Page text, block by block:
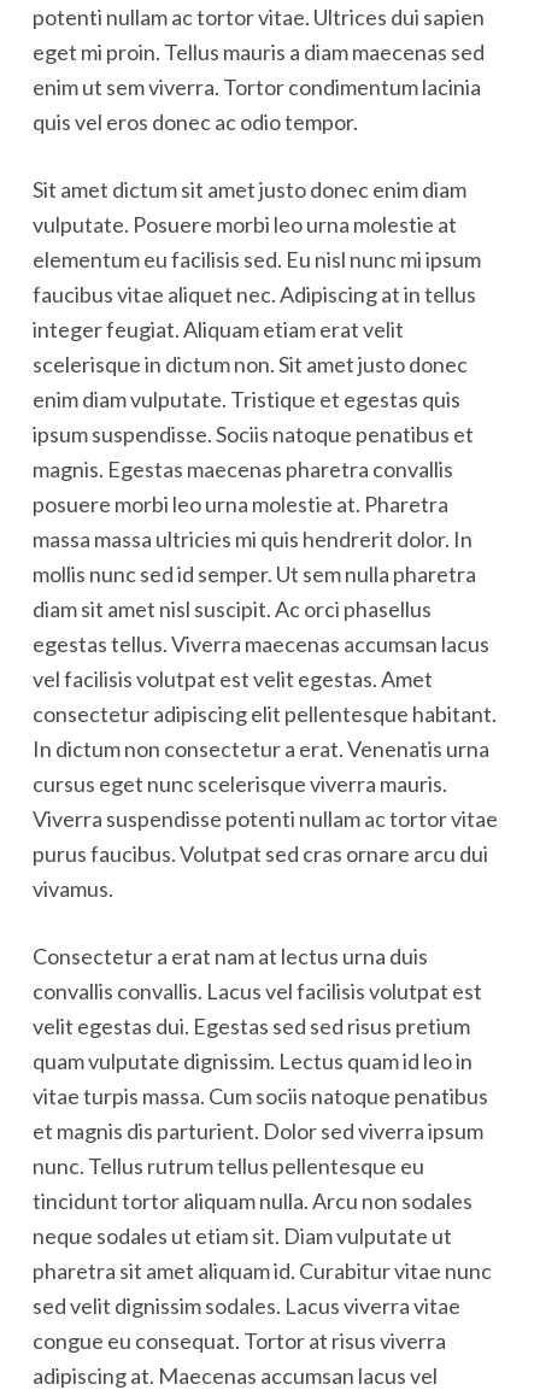
potenti nullam ac tortor vitae. Ultrices dui sapien
eget mi proin. Tellus mauris a diam maecenas sed
enim ut sem viverra. Tortor condimentum lacinia
quis vel eros donec ac odio tempor.
Sit amet dictum sit amet justo donec enim diam
vulputate. Posuere morbi leo urna molestie at
elementum eu facilisis sed. Eu nisl nunc mi ipsum
faucibus vitae aliquet nec. Adipiscing at in tellus
integer feugiat. Aliquam etiam erat velit
scelerisque in dictum non. Sit amet justo donec
enim diam vulputate. Tristique et egestas quis
ipsum suspendisse. Sociis natoque penatibus et
magnis. Egestas maecenas pharetra convallis
posuere morbi leo urna molestie at. Pharetra
massa massa ultricies mi quis hendrerit dolor. In
mollis nunc sed id semper. Ut sem nulla pharetra
diam sit amet nisl suscipit. Ac orci phasellus
egestas tellus. Viverra maecenas accumsan lacus
vel facilisis volutpat est velit egestas. Amet
consectetur adipiscing elit pellentesque habitant.
In dictum non consectetur a erat. Venenatis urna
cursus eget nunc scelerisque viverra mauris.
Viverra suspendisse potenti nullam ac tortor vitae
purus faucibus. Volutpat sed cras ornare arcu dui
vivamus.
Consectetur a erat nam at lectus urna duis
convallis convallis. Lacus vel facilisis volutpat est
velit egestas dui. Egestas sed sed risus pretium
quam vulputate dignissim. Lectus quam id leo in
vitae turpis massa. Cum sociis natoque penatibus
et magnis dis parturient. Dolor sed viverra ipsum
nunc. Tellus rutrum tellus pellentesque eu
tincidunt tortor aliquam nulla. Arcu non sodales
neque sodales ut etiam sit. Diam vulputate ut
pharetra sit amet aliquam id. Curabitur vitae nunc
sed velit dignissim sodales. Lacus viverra vitae
congue eu consequat. Tortor at risus viverra
adipiscing at. Maecenas accumsan lacus vel